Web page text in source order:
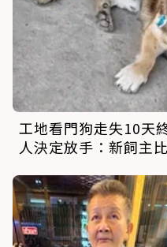
工地看門狗走失10天
人決定放手：新飼主